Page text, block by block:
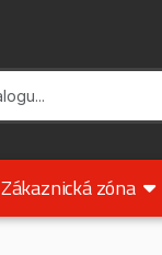
Zákaznická zóna